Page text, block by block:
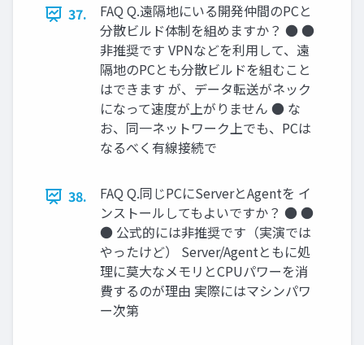
37.
FAQ Q.遠隔地にいる開発仲間のPCと
分散ビルド体制を組めますか？ ● ●
非推奨です VPNなどを利用して、遠
隔地のPCとも分散ビルドを組むこと
はできます が、データ転送がネック
になって速度が上がりません ● な
お、同一ネットワーク上でも、PCは
なるべく有線接続で
38.
FAQ Q.同じPCにServerとAgentを イ
ンストールしてもよいですか？ ● ●
● 公式的には非推奨です（実演では
やったけど） Server/Agentともに処
理に莫大なメモリとCPUパワーを消
費するのが理由 実際にはマシンパワ
ー次第